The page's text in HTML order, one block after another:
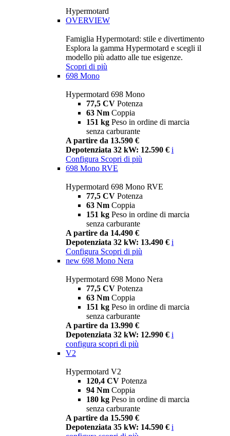
Hypermotard
OVERVIEW
Famiglia Hypermotard: stile e divertimento
Esplora la gamma Hypermotard e scegli il
modello più adatto alle tue esigenze.
Scopri di più
698 Mono
Hypermotard 698 Mono
77,5 CV Potenza
63 Nm Coppia
151 kg Peso in ordine di marcia
senza carburante
A partire da 13.590 €
Depotenziata 32 kW: 12.590 € i
Configura Scopri di più
698 Mono RVE
Hypermotard 698 Mono RVE
77,5 CV Potenza
63 Nm Coppia
151 kg Peso in ordine di marcia
senza carburante
A partire da 14.490 €
Depotenziata 32 kW: 13.490 € i
Configura Scopri di più
new 698 Mono Nera
Hypermotard 698 Mono Nera
77,5 CV Potenza
63 Nm Coppia
151 kg Peso in ordine di marcia
senza carburante
A partire da 13.990 €
Depotenziata 32 kW: 12.990 € i
configura scopri di più
V2
Hypermotard V2
120,4 CV Potenza
94 Nm Coppia
180 kg Peso in ordine di marcia
senza carburante
A partire da 15.590 €
Depotenziata 35 kW: 14.590 € i